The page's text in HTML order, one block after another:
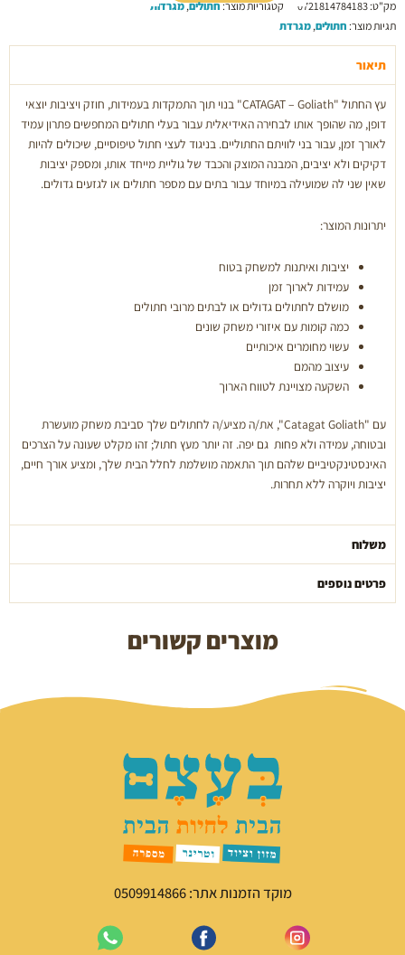
-
Goliath
7062
מק"ט:0721814784183 קטגוריות מוצר:חתולים,מגרדות
תגיות מוצר: חתולים,מגרדת
תיאור
עץ החתול "CATAGAT – Goliath" בנוי תוך התמקדות בעמידות, חוזק ויציבות יוצאי
דופן, מה שהופך אותו לבחירה האידיאלית עבור בעלי חתולים המחפשים פתרון עמיד
לאורך זמן, עבור בני לוויתם החתוליים. בניגוד לעצי חתול טיפוסיים, שיכולים להיות
דקיקים ולא יציבים, המבנה המוצק והכבד של גוליית מייחד אותו, ומספק יציבות
שאין שני לה שמועילה במיוחד עבור בתים עם מספר חתולים או לגזעים גדולים.
יתרונות המוצר:
יציבות ואיתנות למשחק בטוח
עמידות לארוך זמן
מושלם לחתולים גדולים או לבתים מרובי חתולים
כמה קומות עם איזורי משחק שונים
עשוי מחומרים איכותיים
עיצוב מהמם
השקעה מצויינת לטווח הארוך
עם "Catagat Goliath", את/ה מציע/ה לחתולים שלך סביבת משחק מועשרת
ובטוחה, עמידה ולא פחות גם יפה. זה יותר מעץ חתול; זהו מקלט שעונה על הצרכים
האינסטינקטיביים שלהם תוך התאמה מושלמת לחלל הבית שלך, ומציע אורך חיים,
יציבות ויוקרה ללא תחרות.
משלוח
פרטים נוספים
מוצרים קשורים
מוקד הזמנות אתר: 0509914866